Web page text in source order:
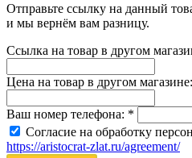
Отправьте ссылку на данный
и мы вернём вам разницу.
Ссылка на товар в другом
Цена на товар в другом магазине:
Ваш номер телефона: *
Согласие на обработку
https://aristocrat-zlat.ru/agreement/